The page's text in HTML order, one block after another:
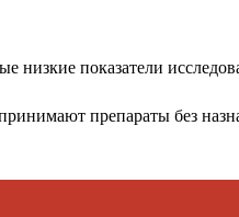
показатели
препараты без